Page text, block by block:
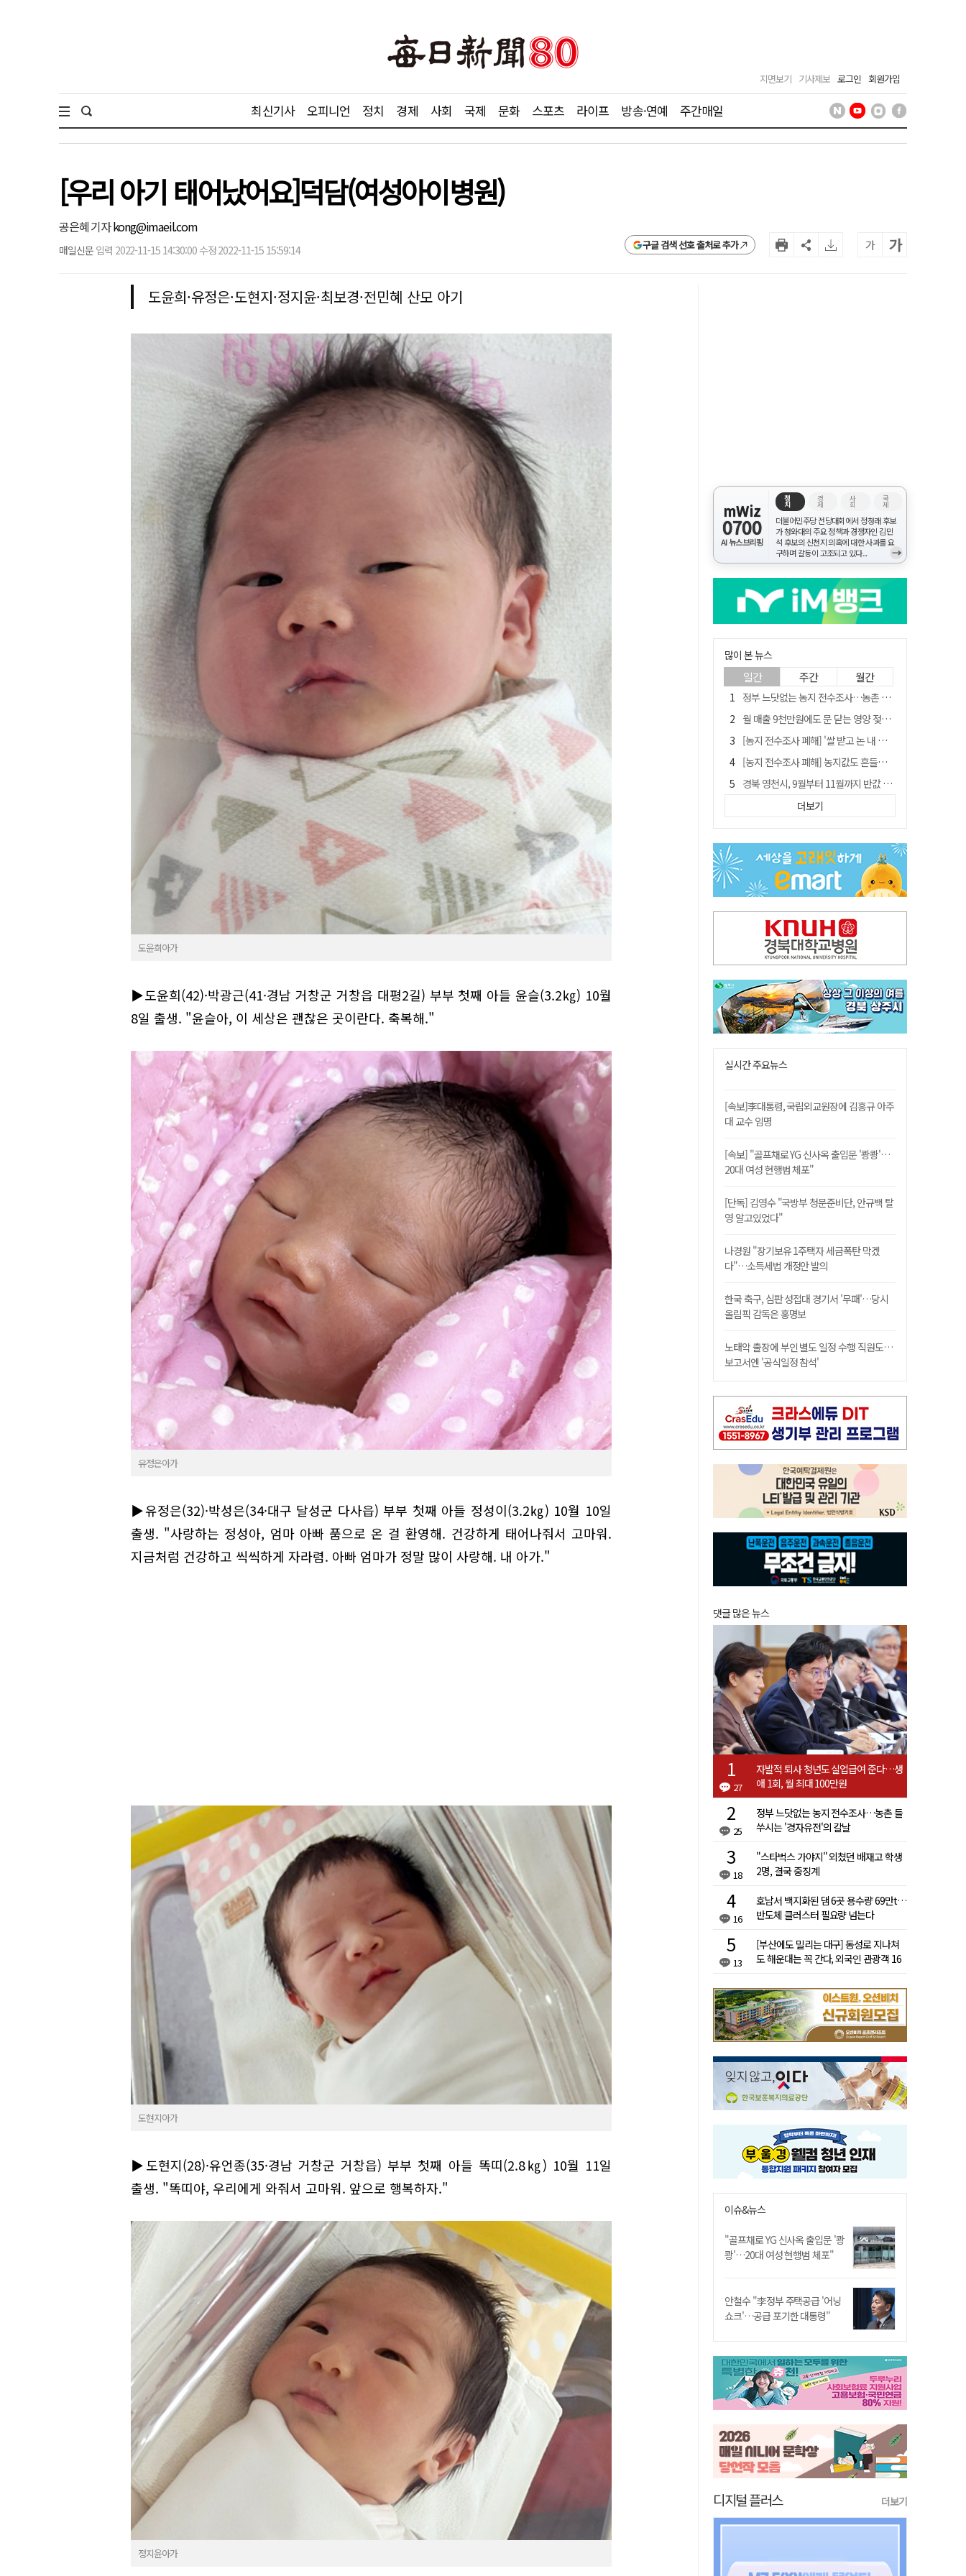
지면보기 기사제보 로그인 회원가입
최신기사 오피니언 정치 경제 사회 국제 문화 스포츠 라이프 방송·연예 주간매일
[우리 아기 태어났어요]덕담(여성아이병원)
공은혜 기자kong@imaeil.com
매일신문 입력 2022-11-15 14:30:00 수정 2022-11-15 15:59:14 구글 검색 선호 출처로 추가 가 가
도윤희·유정은·도현지·정지윤·최보경·전민혜 산모 아기
도윤희아가
▶도윤희(42)·박광근(41·경남 거창군 거창읍 대평2길) 부부 첫째 아들 윤슬(3.2㎏) 10월
8일 출생. "윤슬아, 이 세상은 괜찮은 곳이란다. 축복해."
유정은아가
▶유정은(32)·박성은(34·대구 달성군 다사읍) 부부 첫째 아들 정성이(3.2㎏) 10월 10일
출생. "사랑하는 정성아, 엄마 아빠 품으로 온 걸 환영해. 건강하게 태어나줘서 고마워.
지금처럼 건강하고 씩씩하게 자라렴. 아빠 엄마가 정말 많이 사랑해. 내 아가."
도현지아가
▶도현지(28)·유언종(35·경남 거창군 거창읍) 부부 첫째 아들 똑띠(2.8㎏) 10월 11일
출생. "똑띠야, 우리에게 와줘서 고마워. 앞으로 행복하자."
정지윤아가
mWiz
0700
AI 뉴스브리핑
정
치
경
제
사
회
국
제
더불어민주당 전당대회에서 정청래 후보
가 청와대의 주요 정책과 경쟁자인 김민
석 후보의 신천지 의혹에 대한 사과를 요
구하며 갈등이 고조되고 있다...
→
많이 본 뉴스
일간 주간 월간
정부 느닷없는 농지 전수조사…농촌 들쑤시는 '경자유전'의 칼날
월 매출 9천만원에도 문 닫는 영양 젖소농장… "일할 사람이 없어"
[농지 전수조사 폐해] '쌀 받고 논 내 준' 도지농 이제 어쩌나?
[농지 전수조사 폐해] 농지값도 흔들리나…"도지 막히면 헐값 매물 나올 수도"
경북 영천시, 9월부터 11월까지 반값 여행 혜택 제공
'솔리다임 IPO 추진설' SK하이닉스, 주가 9% 급락
[농지 전수조사 폐해] 실경작농·청년농 부담도 커진다
TK신공항 참여 주저한 LH, 광주군공항 사업에는 앞장
아쉬운 태클
더보기
실시간 주요뉴스
[속보]李대통령, 국립외교원장에 김흥규 아주
대 교수 임명
[속보] "골프채로 YG 신사옥 출입문 '쾅쾅'…
20대 여성 현행범 체포"
[단독] 김영수 "국방부 청문준비단, 안규백 탈
영 알고있었다"
나경원 "장기보유 1주택자 세금폭탄 막겠
다"…소득세법 개정안 발의
한국 축구, 심판 성접대 경기서 '무패'…당시
올림픽 감독은 홍명보
노태악 출장에 부인 별도 일정 수행 직원도…
보고서엔 '공식일정 참석'
댓글 많은 뉴스
27
자발적 퇴사 청년도 실업급여 준다…생
애 1회, 월 최대 100만원
25
정부 느닷없는 농지 전수조사…농촌 들
쑤시는 '경자유전'의 칼날
18
"스타벅스 가야지" 외쳤던 배재고 학생
2명, 결국 중징계
16
호남서 백지화된 댐 6곳 용수량 69만t…
반도체 클러스터 필요량 넘는다
13
[부산에도 밀리는 대구] 동성로 지나쳐
도 해운대는 꼭 간다, 외국인 관광객 16
이슈&뉴스
"골프채로 YG 신사옥 출입문 '쾅
쾅'…20대 여성 현행범 체포"
안철수 "李정부 주택공급 '어닝
쇼크'…공급 포기한 대통령"
디지털 플러스 더보기